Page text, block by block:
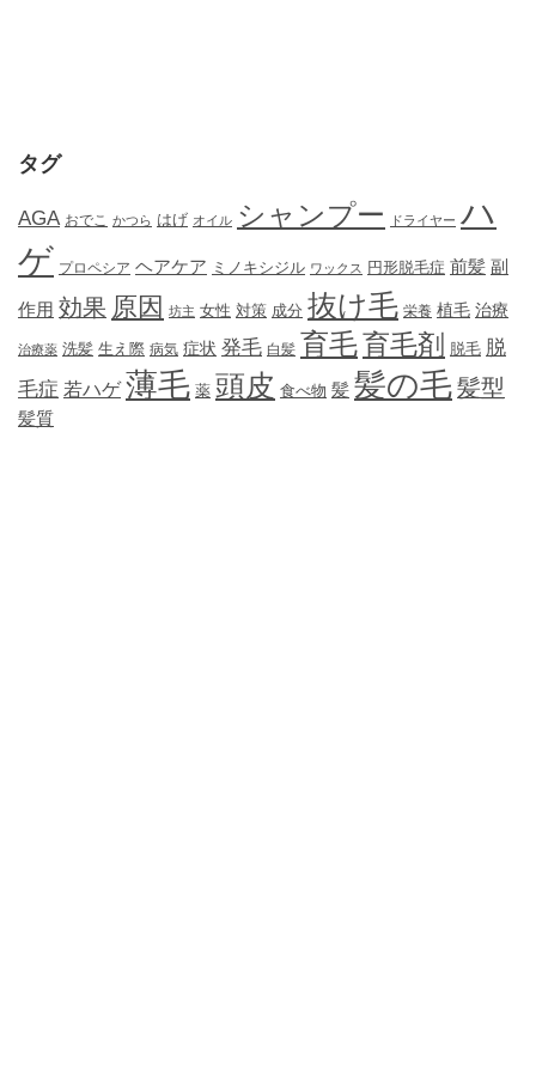
タグ
AGA おでこ かつら はげ オイル シャンプー ドライヤー ハ
ゲ プロペシア ヘアケア ミノキシジル ワックス 円形脱毛症 前髪 副
作用 効果 原因 坊主 女性 対策 成分 抜け毛 栄養 植毛 治療
治療薬 洗髪 生え際 病気 症状 発毛 白髪 育毛育毛剤 脱毛 脱
毛症 若ハゲ 薄毛 薬 頭皮 食べ物 髪 髪の毛髪型
髪質